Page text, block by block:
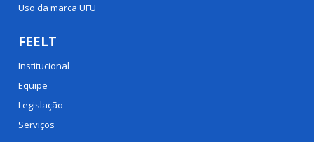
Uso da marca UFU
FEELT
Institucional
Equipe
Legislação
Serviços